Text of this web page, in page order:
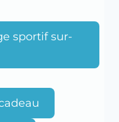
sportif sur-